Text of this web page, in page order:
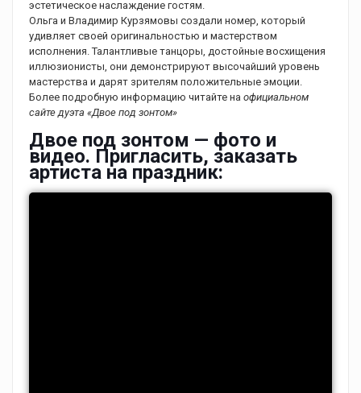
эстетическое наслаждение гостям.
Ольга и Владимир Курзямовы создали номер, который
удивляет своей оригинальностью и мастерством
исполнения. Талантливые танцоры, достойные восхищения
иллюзионисты, они демонстрируют высочайший уровень
мастерства и дарят зрителям положительные эмоции.
Более подробную информацию читайте на официальном
сайте дуэта «Двое под зонтом»
Двое под зонтом — фото и
видео. Пригласить, заказать
артиста на праздник: